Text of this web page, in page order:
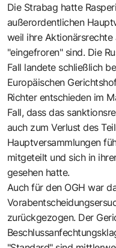
Die Strabag hatte
außerordentlichen
weil ihre
"eingefroren" sind. Die
Fall landete schließlich
Europäischen
Richter entschieden im
Fall, dass das
auch zum Verlust des
Hauptversammlungen
mitgeteilt und sich in
gesehen hatte.
Auch für den OGH war
zurückgezogen. Der